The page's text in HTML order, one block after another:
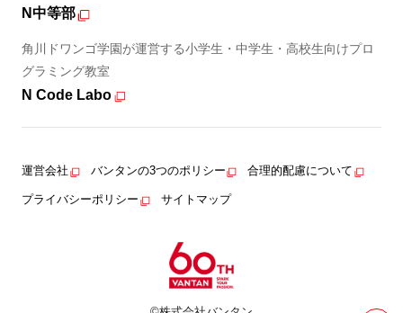
N中等部
角川ドワンゴ学園が運営する小学生・中学生・高校生向けプロ
グラミング教室
N Code Labo
運営会社 バンタンの3つのポリシー 合理的配慮について
プライバシーポリシー サイトマップ